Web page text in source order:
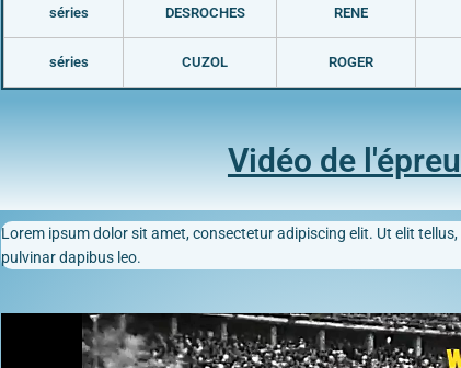
séries DESROCHES RENE
séries CUZOL ROGER
Vidéo de
Lorem ipsum dolor sit amet, consectetur adipiscing elit. Ut elit
pulvinar dapibus leo.